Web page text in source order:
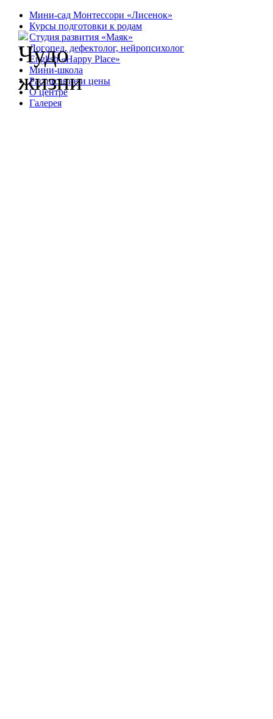
Мини-сад Монтессори «Лисенок»
Курсы подготовки к родам
Студия развития «Маяк»
Логопед, дефектолог, нейропсихолог
English «Happy Place»
Мини-школа
Расписание и цены
О центре
Галерея